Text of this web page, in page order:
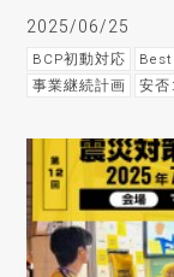
2025/06/25
BCP初動対応
事業継続計画
安否